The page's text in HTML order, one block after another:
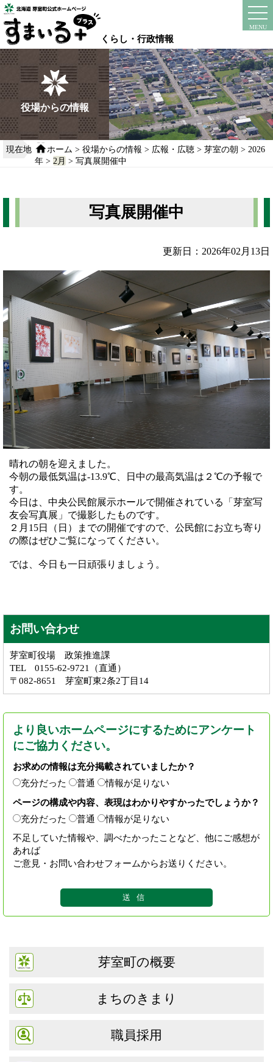
本
文
へ
移
動
る
くらし・行政情報
MENU
instagram
役場からの情報
現在地 ホーム >役場からの情報 > 広報・広聴 >芽室の朝 > 2026
年 > 2月 > 写真展開催中
写真展開催中
更新日：2026年02月13日
晴れの朝を迎えました。
今朝の最低気温は-13.9℃、日中の最高気温は２℃の予報で
す。
今日は、中央公民館展示ホールで開催されている「芽室写
友会写真展」で撮影したものです。
２月15日（日）までの開催ですので、公民館にお立ち寄り
の際はぜひご覧になってください。
では、今日も一日頑張りましょう。
お問い合わせ
芽室町役場 政策推進課
TEL 0155-62-9721（直通）
〒082-8651 芽室町東2条2丁目14
より良いホームページにするためにアンケート
にご協力ください。
お求めの情報は充分掲載されていましたか？
充分だった
普通
情報が足りない
ページの構成や内容、表現はわかりやすかったでしょうか？
充分だった
普通
情報が足りない
不足していた情報や、調べたかったことなど、他にご感想が
あれば
ご意見・お問い合わせフォームからお送りください。
芽室町の概要
まちのきまり
職員採用